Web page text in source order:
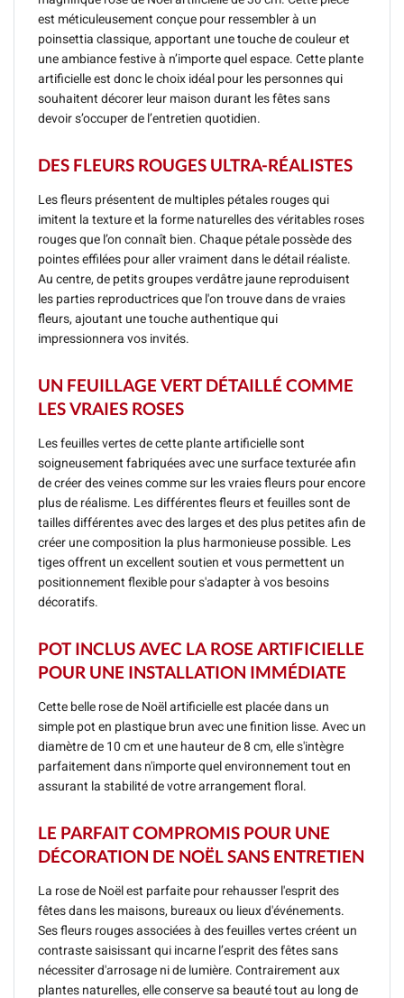
est méticuleusement conçue pour ressembler à un
poinsettia classique, apportant une touche de couleur et
une ambiance festive à n’importe quel espace. Cette plante
artificielle est donc le choix idéal pour les personnes qui
souhaitent décorer leur maison durant les fêtes sans
devoir s’occuper de l’entretien quotidien.
DES FLEURS ROUGES ULTRA-RÉALISTES
Les fleurs présentent de multiples pétales rouges qui
imitent la texture et la forme naturelles des véritables roses
rouges que l’on connaît bien. Chaque pétale possède des
pointes effilées pour aller vraiment dans le détail réaliste.
Au centre, de petits groupes verdâtre jaune reproduisent
les parties reproductrices que l'on trouve dans de vraies
fleurs, ajoutant une touche authentique qui
impressionnera vos invités.
UN FEUILLAGE VERT DÉTAILLÉ COMME
LES VRAIES ROSES
Les feuilles vertes de cette plante artificielle sont
soigneusement fabriquées avec une surface texturée afin
de créer des veines comme sur les vraies fleurs pour encore
plus de réalisme. Les différentes fleurs et feuilles sont de
tailles différentes avec des larges et des plus petites afin de
créer une composition la plus harmonieuse possible. Les
tiges offrent un excellent soutien et vous permettent un
positionnement flexible pour s'adapter à vos besoins
décoratifs.
POT INCLUS AVEC LA ROSE ARTIFICIELLE
POUR UNE INSTALLATION IMMÉDIATE
Cette belle rose de Noël artificielle est placée dans un
simple pot en plastique brun avec une finition lisse. Avec un
diamètre de 10 cm et une hauteur de 8 cm, elle s'intègre
parfaitement dans n'importe quel environnement tout en
assurant la stabilité de votre arrangement floral.
LE PARFAIT COMPROMIS POUR UNE
DÉCORATION DE NOËL SANS ENTRETIEN
La rose de Noël est parfaite pour rehausser l'esprit des
fêtes dans les maisons, bureaux ou lieux d'événements.
Ses fleurs rouges associées à des feuilles vertes créent un
contraste saisissant qui incarne l’esprit des fêtes sans
nécessiter d'arrosage ni de lumière. Contrairement aux
plantes naturelles, elle conserve sa beauté tout au long de